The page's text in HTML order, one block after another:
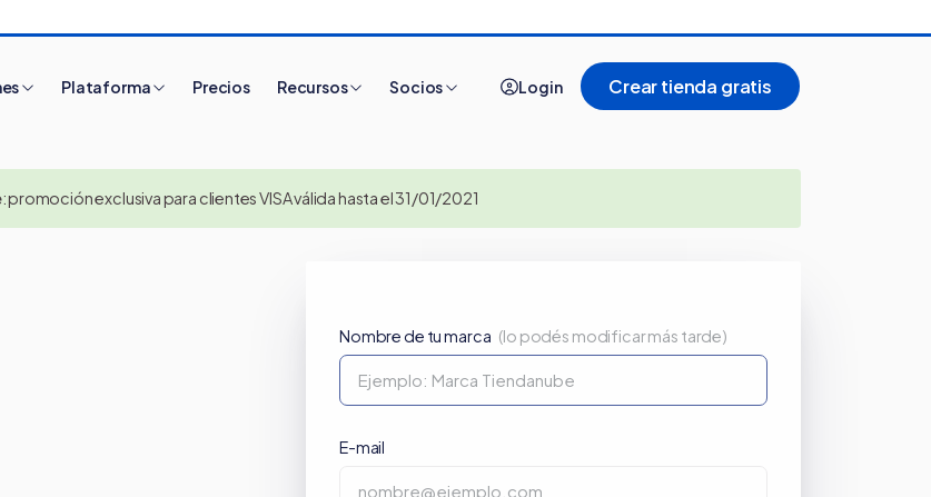
Plataforma Precios Recursos
¿Cómo funciona
en Tiendanube?
Socios Login Crear tienda gratis
: promoción exclusiva para clientes VISA válida hasta el 31/01/2021
Nombre de tu marca (lo podés modificar más tarde)
E-mail